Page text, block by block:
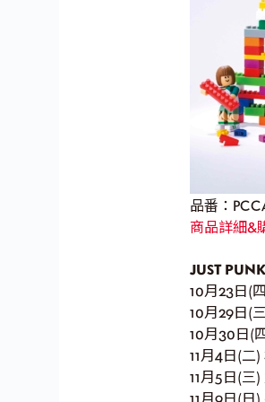
品番：
商品詳細&
JUST
10月23日(
10月29日(
10月30日(
11月4日(二)
11月5日(三)
11月9日(日